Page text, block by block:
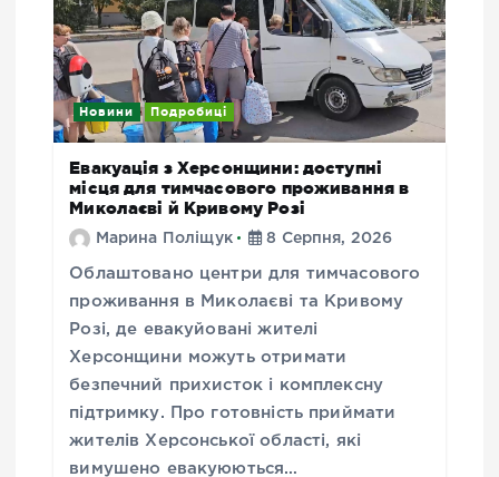
Новини Подробиці
Евакуація з Херсонщини: доступні
місця для тимчасового проживання в
Миколаєві й Кривому Розі
Марина Поліщук 8 Серпня, 2026
Облаштовано центри для тимчасового
проживання в Миколаєві та Кривому
Розі, де евакуйовані жителі
Херсонщини можуть отримати
безпечний прихисток і комплексну
підтримку. Про готовність приймати
жителів Херсонської області, які
вимушено евакуюються…